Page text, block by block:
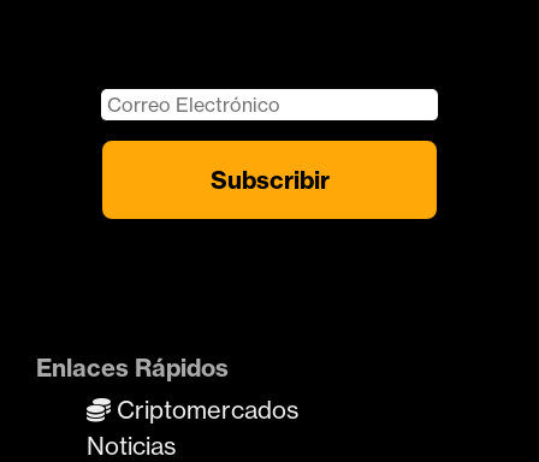
Enlaces Rápidos
Criptomercados
Noticias